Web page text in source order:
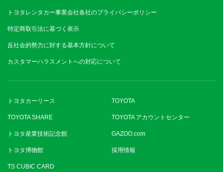
トヨタレンタカー事業会社各社のプライバシーポリシー
特定商取引法に基づく表示
反社会的勢力に対する基本方針について
カスタマーハラスメントへの対応について
トヨタカーリース TOYOTA
TOYOTA SHARE TOYOTA アカウントセンター
トヨタ産業技術記念館 GAZOO.com
トヨタ博物館 採用情報
TS CUBIC CARD